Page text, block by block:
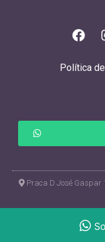
Política
Praca D José Gaspar